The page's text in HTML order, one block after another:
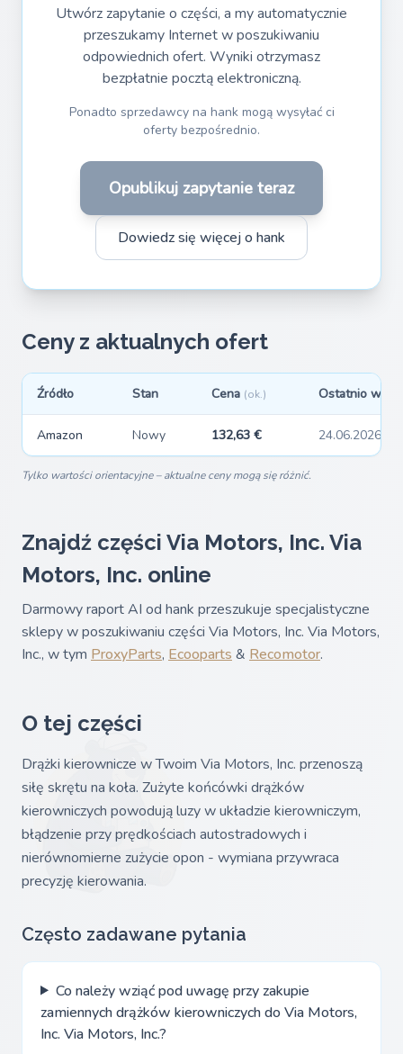
Utwórz zapytanie o części, a my automatycznie
przeszukamy Internet w poszukiwaniu
odpowiednich ofert. Wyniki otrzymasz
bezpłatnie pocztą elektroniczną.
Ponadto sprzedawcy na hank mogą wysyłać ci
oferty bezpośrednio.
Opublikuj zapytanie teraz
Dowiedz się więcej o hank
Ceny z aktualnych ofert
Źródło Stan Cena (ok.) Ostatnio
Amazon Nowy 132,63 € 24.06.2026
Tylko wartości orientacyjne – aktualne ceny mogą się różnić.
Znajdź części Via Motors, Inc. Via
Motors, Inc. online
Darmowy raport AI od hank przeszukuje specjalistyczne
sklepy w poszukiwaniu części Via Motors, Inc. Via Motors,
Inc., w tym ProxyParts, Ecooparts & Recomotor.
O tej części
Drążki kierownicze w Twoim Via Motors, Inc. przenoszą
siłę skrętu na koła. Zużyte końcówki drążków
kierowniczych powodują luzy w układzie kierowniczym,
błądzenie przy prędkościach autostradowych i
nierównomierne zużycie opon - wymiana przywraca
precyzję kierowania.
Często zadawane pytania
Co należy wziąć pod uwagę przy zakupie
zamiennych drążków kierowniczych do Via Motors,
Inc. Via Motors, Inc.?